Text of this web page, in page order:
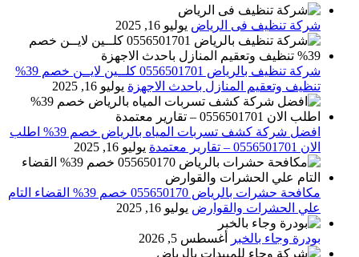
شركة تنظيف فى الرياض يوليو 16, 2025
شركة تنظيف بالرياض 0556501701 كلــين لايــن خصم 39%
تنظيف وتعقيم المنازل باحدث الاجهزة يوليو 16, 2025
افضل شركة كشف تسربات المياه بالرياض خصم 39% اطلب
الان 0556501701‬‏ – تقارير معتمدة
يوليو 16, 2025
مكافحة حشرات بالرياض 055650170 خصم 39% القضاء التام
علي الحشرات والقوارض يوليو 16, 2025
بودرة وجاء بالخبر أغسطس 5, 2026